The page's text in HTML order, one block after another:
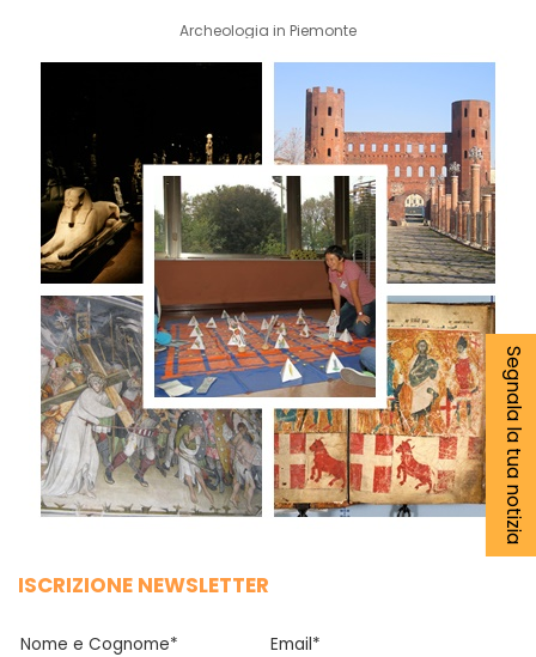
Archeologia in Piemonte
ISCRIZIONE NEWSLETTER
Nome e Cognome* Email*
Segnala la tua notizia